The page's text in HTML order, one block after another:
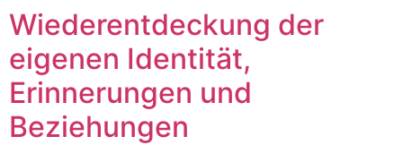
Wiederentdeckung der
eigenen Identität,
Erinnerungen und
Beziehungen